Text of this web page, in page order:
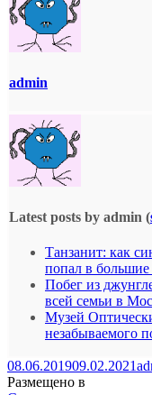
admin
Latest posts by admin (
Танзанит: как
попал в
Побег из
всей семьи в
Музей
незабываемого
08.06.201909.02.2021
Размещено в